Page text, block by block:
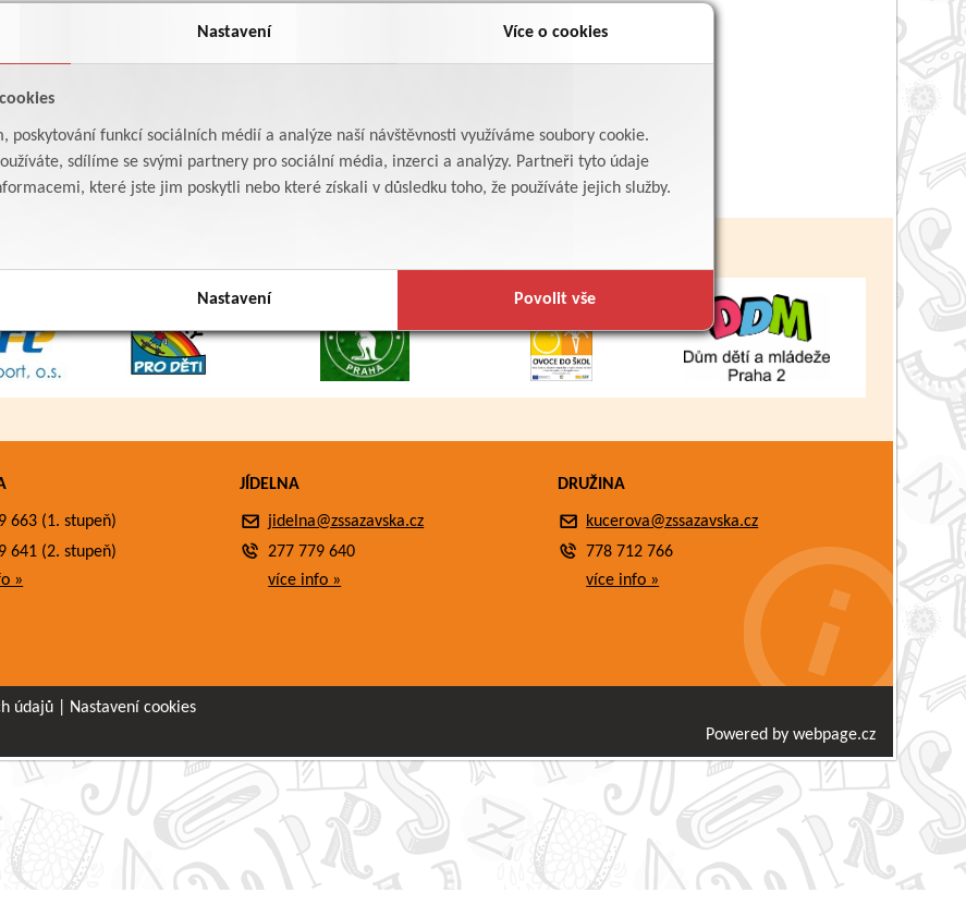
Nastavení Více o cookies
poskytování funkcí sociálních médií a analýze naší návštěvnosti využíváme soubory cookie.
sdílíme se svými partnery pro sociální média, inzerci a analýzy. Partneři tyto údaje
které jste jim poskytli nebo které získali v důsledku toho, že používáte jejich služby.
Nastavení Povolit vše
663 (1. stupeň)
641 (2. stupeň)
»
JÍDELNA
jidelna@zssazavska.cz
277 779 640
více info »
DRUŽINA
kucerova@zssazavska.cz
778 712 766
více info »
údajů
Nastavení cookies
Powered by webpage.cz